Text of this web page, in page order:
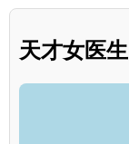
天才女医